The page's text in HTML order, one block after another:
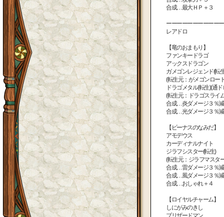
合成…最大ＨＰ＋３
ーーーーーーーーーー
レアドロ
【竜のおまもり】
ファンキードラゴ
アックスドラゴン
ガメゴンレジェンド(転
(転生元：がメゴンロー
ドラゴメタル(転生)(通ド
(転生元：ドラゴスライ
合成…炎ダメージ３％減
合成…光ダメージ３％減
【ビーナスのなみだ】
アモデウス
カーディナルナイト
ジラフシスター(転生)
(転生元：ジラフマスタ
合成…雷ダメージ３％減
合成…風ダメージ３％減
合成…おしゃれ＋４
【ロイヤルチャーム】
しにがみのきし
ブリザードマン